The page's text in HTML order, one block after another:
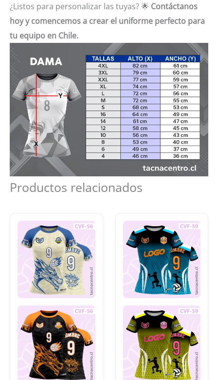
¿Listos para personalizar las tuyas? 🌟 Contáctanos
hoy y comencemos a crear el uniforme perfecto para
tu equipo en Chile.
Productos relacionados